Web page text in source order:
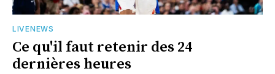
LIVENEWS
Ce qu'il faut retenir des 24
dernières heures